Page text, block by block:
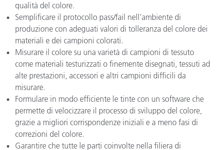
qualità del colore.
Semplificare il protocollo pass/fail nell’ambiente di
produzione con adeguati valori di tolleranza del colore dei
materiali e dei campioni colorati.
Misurare il colore su una varietà di campioni di tessuto
come materiali testurizzati o finemente disegnati, tessuti ad
alte prestazioni, accessori e altri campioni difficili da
misurare.
Formulare in modo efficiente le tinte con un software che
permette di velocizzare il processo di sviluppo del colore,
grazie a migliori corrispondenze iniziali e a meno fasi di
correzioni del colore.
Garantire che tutte le parti coinvolte nella filiera di